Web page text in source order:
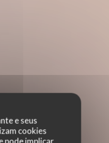
e seus
cookies